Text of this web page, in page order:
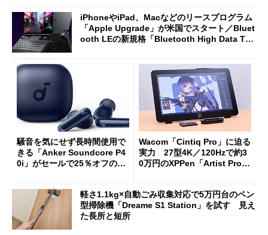
iPhoneやiPad、Macなどのリースプログラム
「Apple Upgrade」が米国でスタート／Bluet
ooth LEの新規格「Bluetooth High Data Thr
騒音を気にせず長時間使用で
きる「Anker Soundcore P4
0i」がセールで25％オフの59
Wacom「Cintiq Pro」に迫る
実力 27型4K／120Hzで約3
0万円のXPPen「Artist Pro 2
軽さ1.1kg×自動ごみ収集対応で5万円台のペン
型掃除機「Dreame S1 Station」を試す 見え
た長所と短所